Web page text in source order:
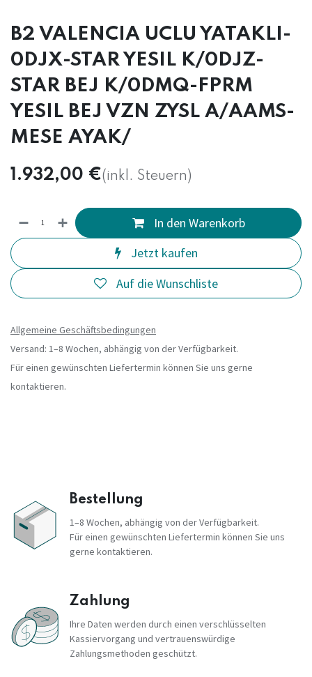
B2 VALENCIA UCLU YATAKLI-
0DJX-STAR YESIL K/0DJZ-
STAR BEJ K/0DMQ-FPRM
YESIL BEJ VZN ZYSL A/AAMS-
MESE AYAK/
1.932,00 €(inkl. Steuern)
In den Warenkorb
Jetzt kaufen
Auf die Wunschliste
Allgemeine Geschäftsbedingungen
Versand: 1–8 Wochen, abhängig von der Verfügbarkeit.
Für einen gewünschten Liefertermin können Sie uns gerne
kontaktieren.
Bestellung
1–8 Wochen, abhängig von der Verfügbarkeit.
Für einen gewünschten Liefertermin können Sie uns
gerne kontaktieren.
Zahlung
Ihre Daten werden durch einen verschlüsselten
Kassiervorgang und vertrauenswürdige
Zahlungsmethoden geschützt.